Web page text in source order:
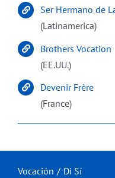
Ser Hermano de
(Latinamerica)
Brothers Vocation
(EE.UU.)
Devenir Frère
(France)
Vocación Di Sí